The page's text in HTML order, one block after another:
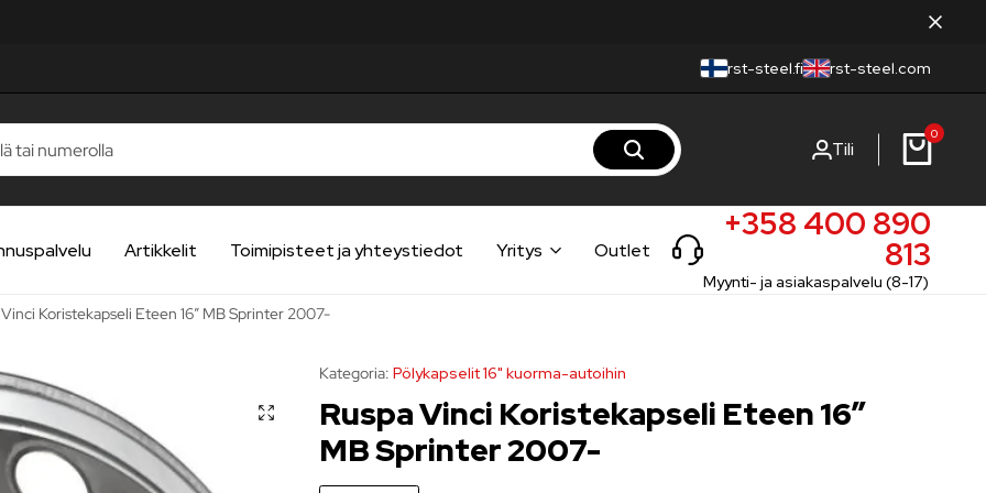
rst-steel.fi rst-steel.com
Tili
0
Artikkelit Toimipisteet ja yhteystiedot Yritys Outlet
+358 400 890
813
Myynti- ja asiakaspalvelu (8-17)
Vinci Koristekapseli Eteen 16″ MB Sprinter 2007-
Kategoria: Pölykapselit 16" kuorma-autoihin
Ruspa Vinci Koristekapseli Eteen 16″
MB Sprinter 2007-